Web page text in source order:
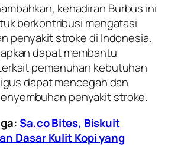
kehadiran Burbus ini
berkontribusi mengatasi
penyakit stroke di Indonesia.
dapat membantu
pemenuhan kebutuhan
dapat mencegah dan
penyakit stroke.
Sa.co Bites, Biskuit
Dasar Kulit Kopi yang